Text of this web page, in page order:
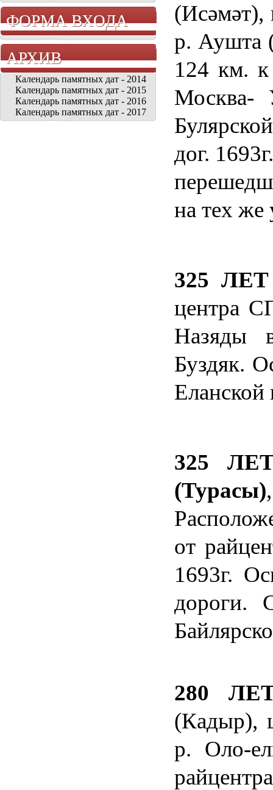
(Исәмәт),
р. Аушта
124 км.
Москва-
дог.
на тех же
325
центра
Назяды
Буздяк.
Еланской
325
(Турасы)
Р
от
1693г.
дороги.
280
(Кадыр),
р. Оло-
ФОРМА ВХОДА
АРХИВ
Календарь памятных дат - 2014
Календарь памятных дат - 2015
Календарь памятных дат - 2016
Календарь памятных дат - 2017